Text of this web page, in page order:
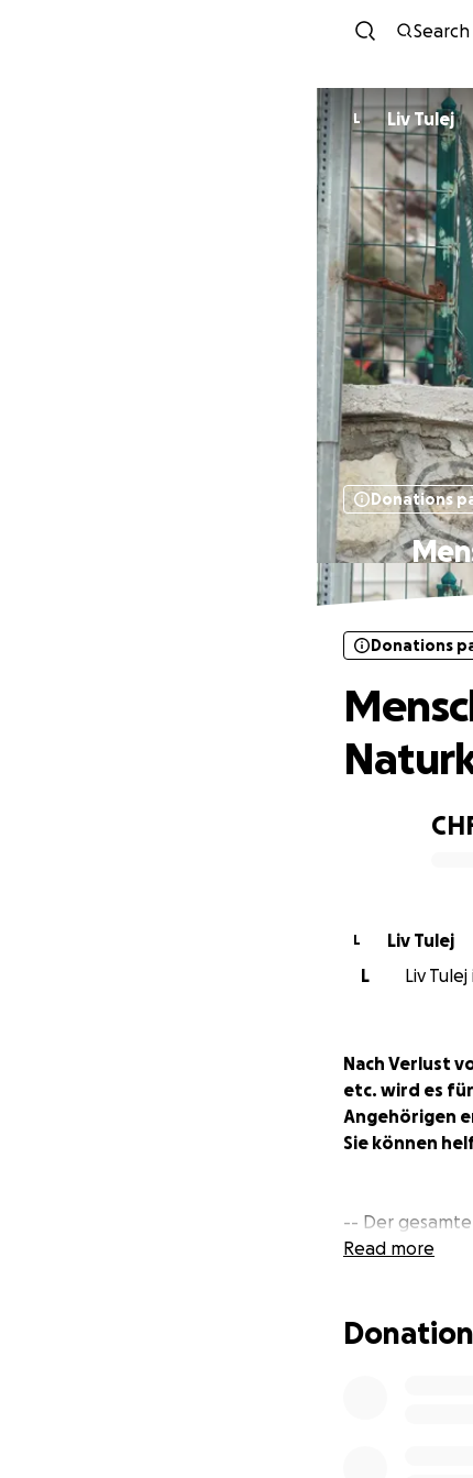
Search
L Liv Tulej
Donations
Donations
L
Liv Tulej
L
Liv
Nach Verlust
etc. wird es
Angehörigen
Sie können
-- Der
Read more